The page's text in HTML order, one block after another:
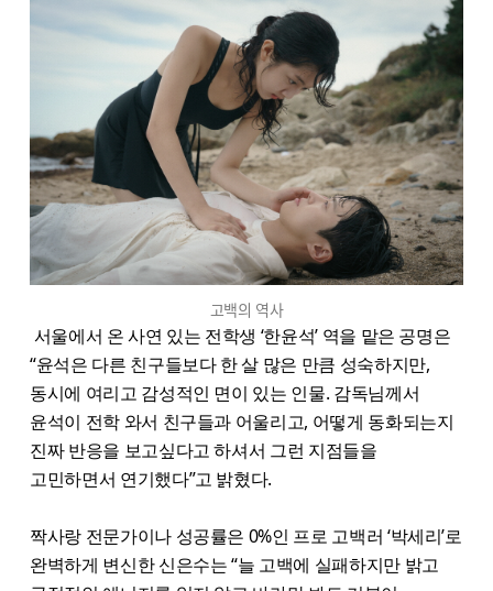
고백의 역사
서울에서 온 사연 있는 전학생 ‘한윤석’ 역을 맡은 공명은
“윤석은 다른 친구들보다 한 살 많은 만큼 성숙하지만,
동시에 여리고 감성적인 면이 있는 인물. 감독님께서
윤석이 전학 와서 친구들과 어울리고, 어떻게 동화되는지
진짜 반응을 보고싶다고 하셔서 그런 지점들을
고민하면서 연기했다”고 밝혔다.
짝사랑 전문가이나 성공률은 0%인 프로 고백러 ‘박세리’로
완벽하게 변신한 신은수는 “늘 고백에 실패하지만 밝고